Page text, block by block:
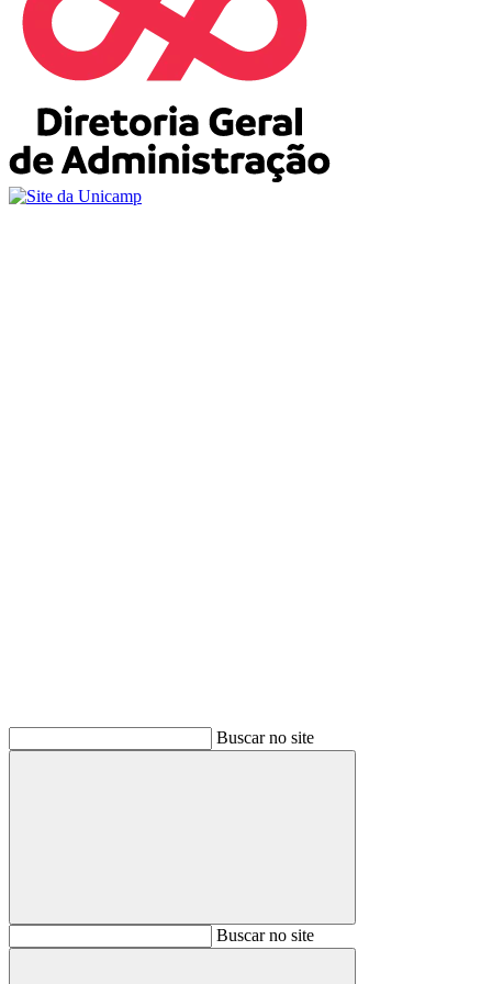
Buscar no site
BuscarBuscar no site